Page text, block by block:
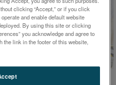
ホワイトペーパー
動車用小型金
素分析
clicking “Accept,” or if you click
and enable default website
By using this site or clicking
you acknowledge and agree to
link in the footer of this website,